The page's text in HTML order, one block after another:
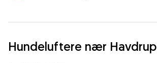
Hundeluftere nær Havdrup